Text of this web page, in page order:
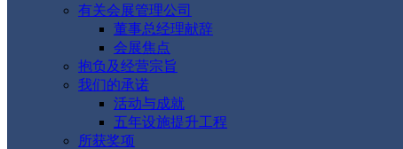
有关会展管理公司
董事总经理献辞
会展焦点
抱负及经营宗旨
我们的承诺
活动与成就
五年设施提升工程
所获奖项